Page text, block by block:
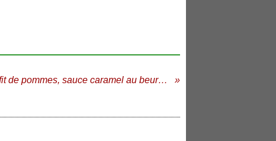
Confit de pommes, sauce caramel au beurre salé ***